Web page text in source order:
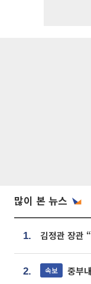
많이 본 뉴스
1.
2. 속보 중부